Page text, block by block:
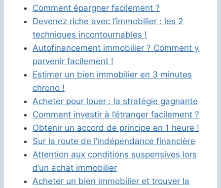
Comment épargner facilement ?
Devenez riche avec l’immobilier : les 2
techniques incontournables !
Autofinancement immobilier ? Comment y
parvenir facilement !
Estimer un bien immobilier en 3 minutes
chrono !
Acheter pour louer : la stratégie gagnante
Comment investir à l’étranger facilement ?
Obtenir un accord de principe en 1 heure !
Sur la route de l’indépendance financière
Attention aux conditions suspensives lors
d’un achat immobilier
Acheter un bien immobilier et trouver la